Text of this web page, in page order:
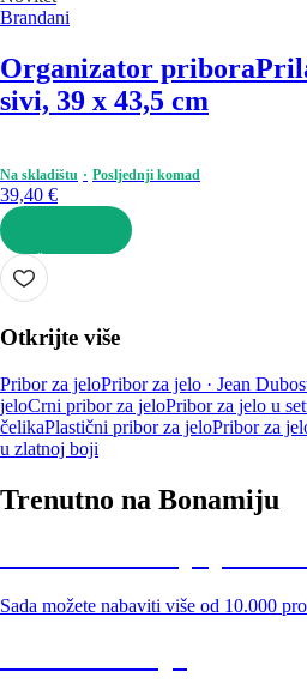
Brandani
Organizator pribora
sivi, 39 x 43,5 cm
Na skladištu Posljednji komad
39,40 €
U KOŠARICU
Otkrijte više
Pribor za jeloPribor za jelo · Jean
jeloCrni pribor za jeloPribor za jelo u
čelikaPlastični pribor za jeloPribor za
u zlatnoj boji
Trenutno na Bonamiju
Sada možete nabaviti više od 10.000